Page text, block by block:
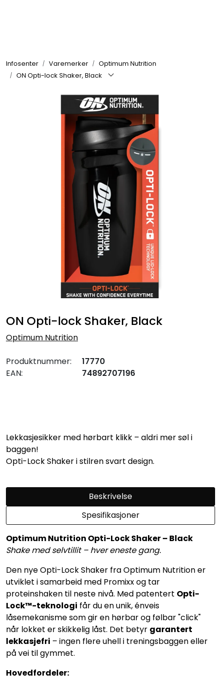
Infosenter Varemerker
Optimum Nutrition
ON Opti-lock Shaker, Black
ON Opti-lock Shaker, Black
Optimum Nutrition
Produktnummer:
17770
EAN:
74892707196
Lekkasjesikker med hørbart klikk – aldri mer søl i
baggen!
Opti-Lock Shaker i stilren svart design.
Beskrivelse
Spesifikasjoner
Optimum Nutrition Opti-Lock Shaker – Black
Shake med selvtillit – hver eneste gang.
Den nye Opti-Lock Shaker fra Optimum Nutrition er
utviklet i samarbeid med Promixx og tar
proteinshaken til neste nivå. Med patentert Opti-
Lock™-teknologi får du en unik, énveis
låsemekanisme som gir en hørbar og følbar "click"
når lokket er skikkelig låst. Det betyr garantert
lekkasjefri – ingen flere uhell i treningsbaggen eller
på vei til gymmet.
Hovedfordeler:
Nyheter
Treningstilskudd
Tilbehør & Utstyr